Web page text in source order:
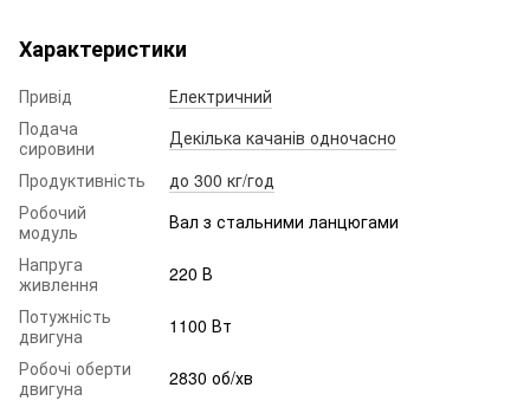
Характеристики
Привід
Електричний
Подача
сировини
Декілька качанів одночасно
Продуктивність
до 300 кг/год
Робочий
модуль
Вал з стальними ланцюгами
Напруга
живлення
220 В
Потужність
двигуна
1100 Вт
Робочі оберти
двигуна
2830 об/хв